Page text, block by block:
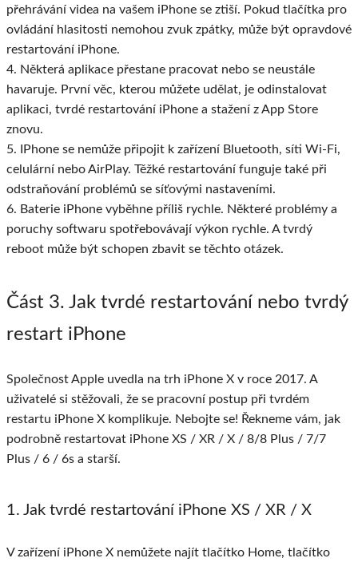
přehrávání videa na vašem iPhone se ztiší. Pokud tlačítka pro
ovládání hlasitosti nemohou zvuk zpátky, může být opravdové
restartování iPhone.
4. Některá aplikace přestane pracovat nebo se neustále
havaruje. První věc, kterou můžete udělat, je odinstalovat
aplikaci, tvrdé restartování iPhone a stažení z App Store
znovu.
5. IPhone se nemůže připojit k zařízení Bluetooth, síti Wi-Fi,
celulární nebo AirPlay. Těžké restartování funguje také při
odstraňování problémů se síťovými nastaveními.
6. Baterie iPhone vyběhne příliš rychle. Některé problémy a
poruchy softwaru spotřebovávají výkon rychle. A tvrdý
reboot může být schopen zbavit se těchto otázek.
Část 3. Jak tvrdé restartování nebo tvrdý
restart iPhone
Společnost Apple uvedla na trh iPhone X v roce 2017. A
uživatelé si stěžovali, že se pracovní postup při tvrdém
restartu iPhone X komplikuje. Nebojte se! Řekneme vám, jak
podrobně restartovat iPhone XS / XR / X / 8/8 Plus / 7/7
Plus / 6 / 6s a starší.
1. Jak tvrdé restartování iPhone XS / XR / X
V zařízení iPhone X nemůžete najít tlačítko Home, tlačítko